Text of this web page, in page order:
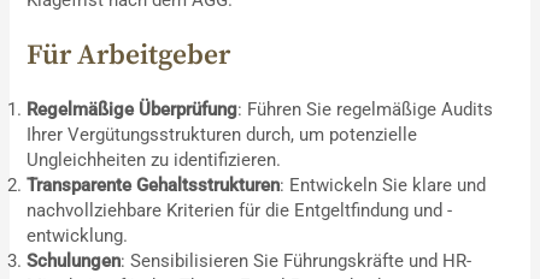
Für Arbeitgeber
Regelmäßige Überprüfung: Führen Sie regelmäßige Audits
Ihrer Vergütungsstrukturen durch, um potenzielle
Ungleichheiten zu identifizieren.
Transparente Gehaltsstrukturen: Entwickeln Sie klare und
nachvollziehbare Kriterien für die Entgeltfindung und -
entwicklung.
Schulungen: Sensibilisieren Sie Führungskräfte und HR-